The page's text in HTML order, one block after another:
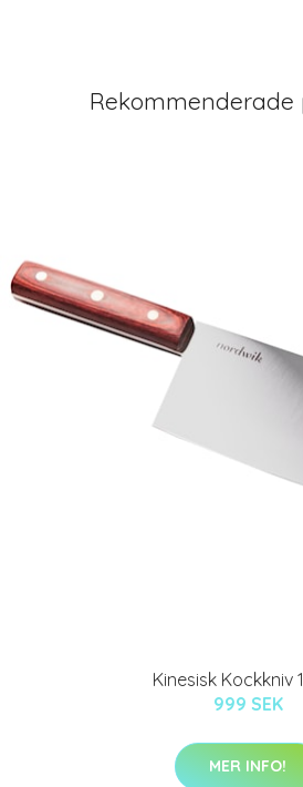
Rekommenderade
Kinesisk Kockkniv
999 SEK
MER INFO!